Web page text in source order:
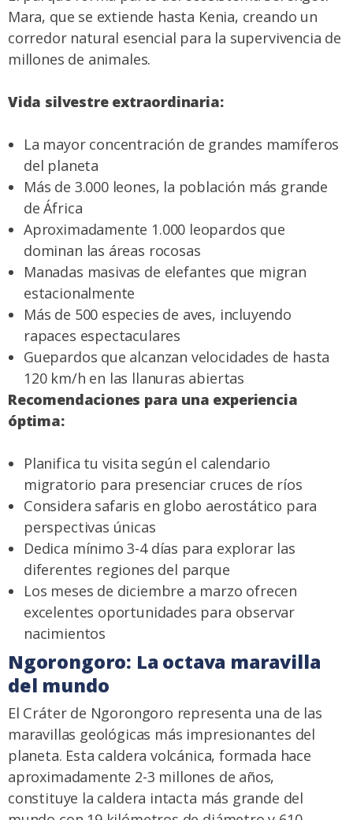
Mara, que se extiende hasta Kenia, creando un
corredor natural esencial para la supervivencia de
millones de animales.
Vida silvestre extraordinaria:
La mayor concentración de grandes mamíferos
del planeta
Más de 3.000 leones, la población más grande
de África
Aproximadamente 1.000 leopardos que
dominan las áreas rocosas
Manadas masivas de elefantes que migran
estacionalmente
Más de 500 especies de aves, incluyendo
rapaces espectaculares
Guepardos que alcanzan velocidades de hasta
120 km/h en las llanuras abiertas
Recomendaciones para una experiencia
óptima:
Planifica tu visita según el calendario
migratorio para presenciar cruces de ríos
Considera safaris en globo aerostático para
perspectivas únicas
Dedica mínimo 3-4 días para explorar las
diferentes regiones del parque
Los meses de diciembre a marzo ofrecen
excelentes oportunidades para observar
nacimientos
Ngorongoro: La octava maravilla
del mundo
El Cráter de Ngorongoro representa una de las
maravillas geológicas más impresionantes del
planeta. Esta caldera volcánica, formada hace
aproximadamente 2-3 millones de años,
constituye la caldera intacta más grande del